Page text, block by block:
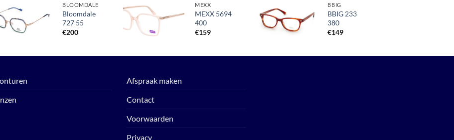
Toevoegen
aan
BLOOMDALE
Bloomdale
727 55
€200
aan
verlanglijst
MEXX
MEXX 5694
400
€159
Toevoegen
aan
BBIG
BBIG 233
380
€149
Afspraak maken
Contact
Voorwaarden
Privacy